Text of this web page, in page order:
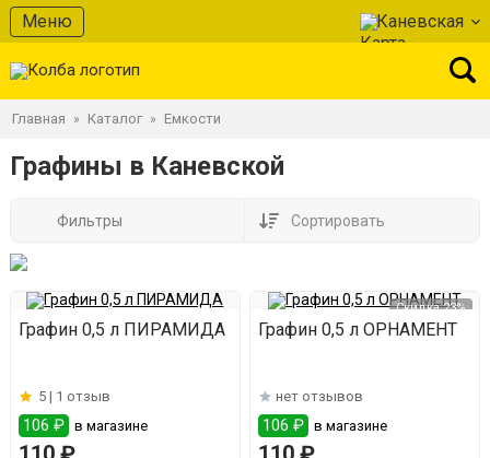
Меню Каневская
Главная » Каталог » Емкости
Графины в Каневской
Фильтры Сортировать
Графин 0,5 л ПИРАМИДА
5 | 1 отзыв
106 ₽ в магазине
Скидка 23%
Графин 0,5 л ОРНАМЕНТ
нет отзывов
106 ₽ в магазине